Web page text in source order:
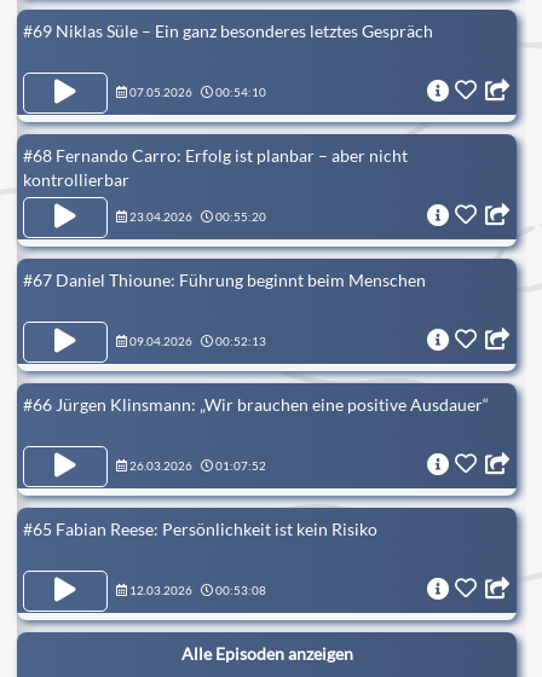
#69 Niklas Süle – Ein ganz besonderes letztes Gespräch
07.05.2026 00:54:10
#68 Fernando Carro: Erfolg ist planbar – aber nicht
kontrollierbar
23.04.2026 00:55:20
#67 Daniel Thioune: Führung beginnt beim Menschen
09.04.2026 00:52:13
#66 Jürgen Klinsmann: „Wir brauchen eine positive Ausdauer“
26.03.2026 01:07:52
#65 Fabian Reese: Persönlichkeit ist kein Risiko
12.03.2026 00:53:08
Alle Episoden anzeigen